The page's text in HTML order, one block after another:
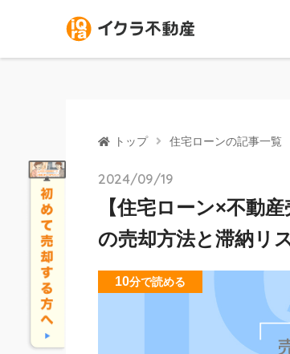
トップ 住宅ローンの記事一覧
2024/09/19
【住宅ローン×不動
の売却方法と滞納リ
10分で読める